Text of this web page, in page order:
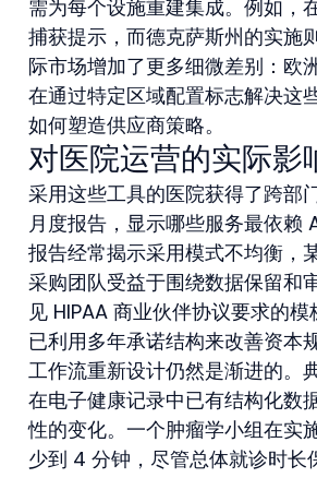
需为每个设施重建集成。例如
捕获提示，而德克萨斯州的实施
际市场增加了更多细微差别：欧
在通过特定区域配置标志解决这
如何塑造供应商策略。
对医院运营的实际影
采用这些工具的医院获得了跨部
月度报告，显示哪些服务最依赖
报告经常揭示采用模式不均衡，
采购团队受益于围绕数据保留和
见 HIPAA 商业伙伴协议要求的
已利用多年承诺结构来改善资本
工作流重新设计仍然是渐进的。
在电子健康记录中已有结构化数
性的变化。一个肿瘤学小组在实
少到 4 分钟，尽管总体就诊时